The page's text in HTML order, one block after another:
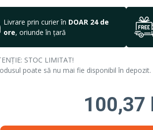
Livrare prin curier în DOAR 24 de
ore, oriunde în țară
STOC LIMITAT!
poate să nu mai fie disponibil în depozit.
100,37